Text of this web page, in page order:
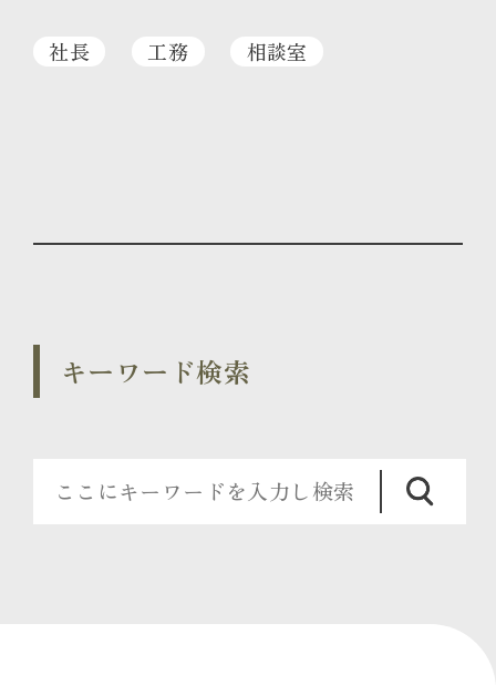
社長 工務 相談室
キーワード検索